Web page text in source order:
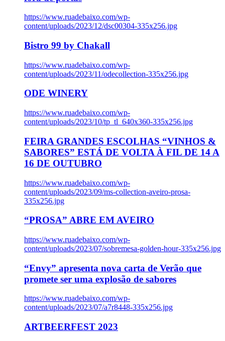
https://www.ruadebaixo.com/wp-
content/uploads/2023/12/dsc00304-335x256.jpg
Bistro 99 by Chakall
https://www.ruadebaixo.com/wp-
content/uploads/2023/11/odecollection-335x256.jpg
ODE WINERY
https://www.ruadebaixo.com/wp-
content/uploads/2023/10/tp_tl_640x360-335x256.jpg
FEIRA GRANDES ESCOLHAS “VINHOS &
SABORES” ESTÁ DE VOLTA À FIL DE 14 A
16 DE OUTUBRO
https://www.ruadebaixo.com/wp-
content/uploads/2023/09/ms-collection-aveiro-prosa-
335x256.jpg
“PROSA” ABRE EM AVEIRO
https://www.ruadebaixo.com/wp-
content/uploads/2023/07/sobremesa-golden-hour-335x256.jpg
“Envy” apresenta nova carta de Verão que
promete ser uma explosão de sabores
https://www.ruadebaixo.com/wp-
content/uploads/2023/07/a7r8448-335x256.jpg
ARTBEERFEST 2023